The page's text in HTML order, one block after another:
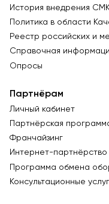
История внедрения
Политика в области
Реестр российских и
Справочная
Опросы
Партнёрам
Личный кабинет
Партнёрская
Франчайзинг
Интернет-партнёрство
Программа обмена
Консультационные